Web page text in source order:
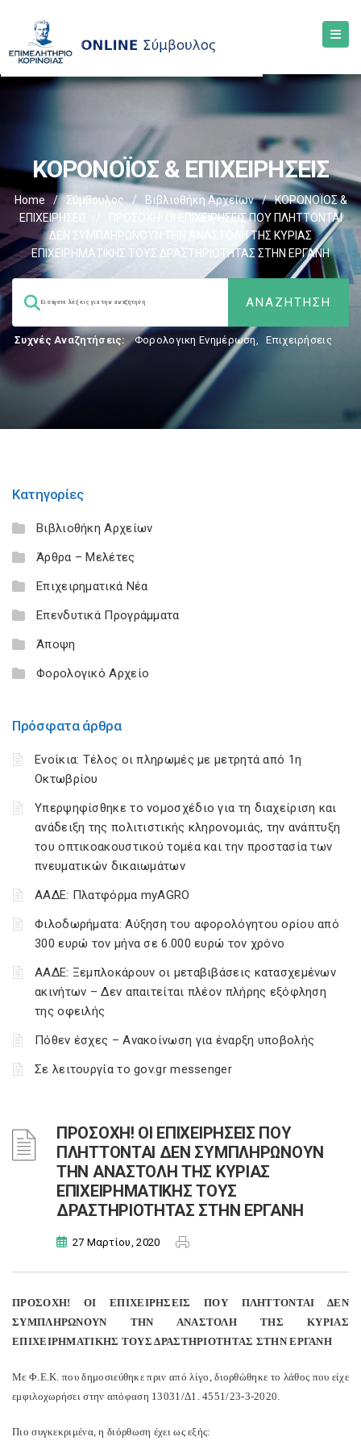
ΚΟΡΟΝΟΪΟΣ & ΕΠΙΧΕΙΡΗΣΕΙΣ
Home / Σύμβουλος / Βιβλιοθήκη Αρχείων /
ΚΟΡΟΝΟΪΟΣ &
ΕΠΙΧΕΙΡΗΣΕΙΣ
ΠΡΟΣΟΧΗ! ΟΙ ΕΠΙΧΕΙΡΗΣΕΙΣ ΠΟΥ ΠΛΗΤΤΟΝΤΑΙ
ΔΕΝ ΣΥΜΠΛΗΡΩΝΟΥΝ ΤΗΝ ΑΝΑΣΤΟΛΗ ΤΗΣ ΚΥΡΙΑΣ
ΕΠΙΧΕΙΡΗΜΑΤΙΚΗΣ ΤΟΥΣ ΔΡΑΣΤΗΡΙΟΤΗΤΑΣ ΣΤΗΝ ΕΡΓΑΝΗ
Συχνές Αναζητήσεις: Φορολογικη Ενημέρωση, Επιχειρήσεις
Κατηγορίες
Βιβλιοθήκη Αρχείων
Άρθρα – Μελέτες
Επιχειρηματικά Νέα
Επενδυτικά Προγράμματα
Άποψη
Φορολογικό Αρχείο
Πρόσφατα άρθρα
Ενοίκια: Τέλος οι πληρωμές με μετρητά από 1η
Οκτωβρίου
Υπερψηφίσθηκε το νομοσχέδιο για τη διαχείριση και
ανάδειξη της πολιτιστικής κληρονομιάς, την ανάπτυξη
του οπτικοακουστικού τομέα και την προστασία των
πνευματικών δικαιωμάτων
ΑΑΔΕ: Πλατφόρμα myAGRO
Φιλοδωρήματα: Αύξηση του αφορολόγητου ορίου από
300 ευρώ τον μήνα σε 6.000 ευρώ τον χρόνο
ΑΑΔΕ: Ξεμπλοκάρουν οι μεταβιβάσεις κατασχεμένων
ακινήτων – Δεν απαιτείται πλέον πλήρης εξόφληση
της οφειλής
Πόθεν έσχες – Ανακοίνωση για έναρξη υποβολής
Σε λειτουργία το gov.gr messenger
ΠΡΟΣΟΧΗ! ΟΙ ΕΠΙΧΕΙΡΗΣΕΙΣ ΠΟΥ
ΠΛΗΤΤΟΝΤΑΙ ΔΕΝ ΣΥΜΠΛΗΡΩΝΟΥΝ
ΤΗΝ ΑΝΑΣΤΟΛΗ ΤΗΣ ΚΥΡΙΑΣ
ΕΠΙΧΕΙΡΗΜΑΤΙΚΗΣ ΤΟΥΣ
ΔΡΑΣΤΗΡΙΟΤΗΤΑΣ ΣΤΗΝ ΕΡΓΑΝΗ
27 Μαρτίου, 2020
ΠΡΟΣΟΧΗ! ΟΙ ΕΠΙΧΕΙΡΗΣΕΙΣ ΠΟΥ ΠΛΗΤΤΟΝΤΑΙ ΔΕΝ
ΣΥΜΠΛΗΡΩΝΟΥΝ ΤΗΝ ΑΝΑΣΤΟΛΗ ΤΗΣ ΚΥΡΙΑΣ
ΕΠΙΧΕΙΡΗΜΑΤΙΚΗΣ ΤΟΥΣ ΔΡΑΣΤΗΡΙΟΤΗΤΑΣ ΣΤΗΝ ΕΡΓΑΝΗ
Με Φ.Ε.Κ. που δημοσιεύθηκε πριν από λίγο, διορθώθηκε το λάθος που είχε
εμφιλοχωρήσει στην απόφαση 13031/Δ1. 4551/23-3-2020.
Πιο συγκεκριμένα, η διόρθωση έχει ως εξής: